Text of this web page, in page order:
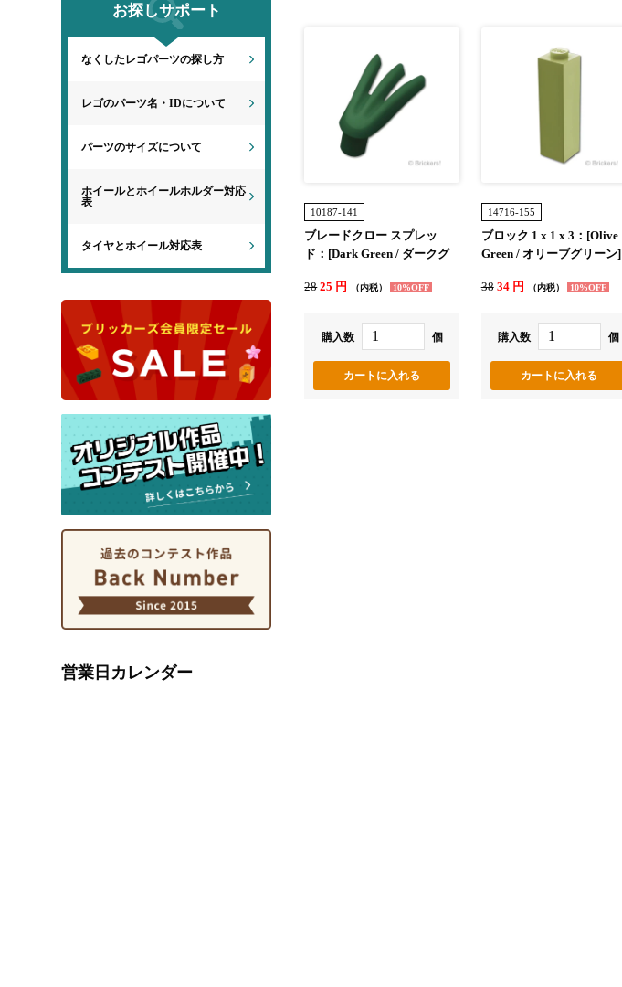
お探しサポート
なくしたレゴパーツの探し方
レゴのパーツ名・IDについて
パーツのサイズについて
ホイールとホイールホルダー対応
表
タイヤとホイール対応表
営業日カレンダー
10187-141
ブレードクロー スプレッ
ド：[Dark Green / ダークグ
2825 円 （内税） 10%OFF
購入数 個
14716-155
ブロック 1 x 1 x 3：[Olive
Green / オリーブグリーン]
3834 円 （内税） 10%OFF
購入数 個